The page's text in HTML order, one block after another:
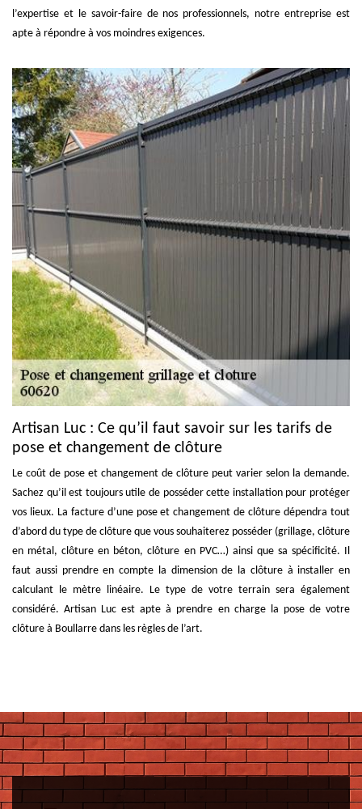
l’expertise et le savoir-faire de nos professionnels, notre entreprise est
apte à répondre à vos moindres exigences.
Artisan Luc : Ce qu’il faut savoir sur les tarifs de
pose et changement de clôture
Le coût de pose et changement de clôture peut varier selon la demande.
Sachez qu’il est toujours utile de posséder cette installation pour protéger
vos lieux. La facture d’une pose et changement de clôture dépendra tout
d’abord du type de clôture que vous souhaiterez posséder (grillage, clôture
en métal, clôture en béton, clôture en PVC…) ainsi que sa spécificité. Il
faut aussi prendre en compte la dimension de la clôture à installer en
calculant le mètre linéaire. Le type de votre terrain sera également
considéré. Artisan Luc est apte à prendre en charge la pose de votre
clôture à Boullarre dans les règles de l’art.